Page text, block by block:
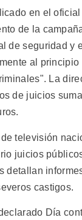
en el
de la
de seguridad y
al
La
de juicios
televisión
juicios
detallan
castigos.
Día